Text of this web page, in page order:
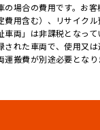
場合の費用です。お
用含む）、リサイク
両」は非課税となって
れた車両で、使用又は
搬費が別途必要となり